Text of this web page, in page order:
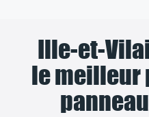
Ille-et-
le meilleur